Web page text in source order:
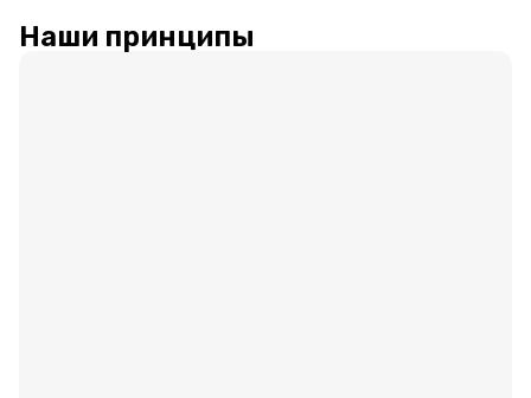
Наши принципы